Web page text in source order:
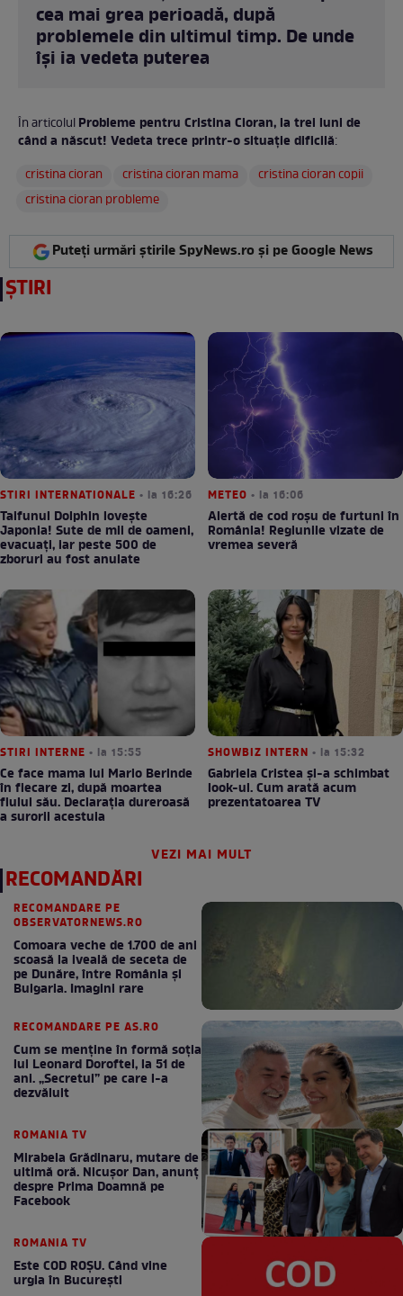
cea mai grea perioadă, după
problemele din ultimul timp. De unde
își ia vedeta puterea
În articolulProbleme pentru Cristina Cioran, la trei luni de
când a născut! Vedeta trece printr-o situație dificilă:
cristina cioran
cristina cioran mama
cristina cioran copii
cristina cioran probleme
Puteți urmări știrile SpyNews.ro și pe Google News
ȘTIRI
STIRI INTERNATIONALE • la 16:26
Taifunul Dolphin lovește
Japonia! Sute de mii de oameni,
evacuați, iar peste 500 de
zboruri au fost anulate
METEO • la 16:06
Alertă de cod roșu de furtuni în
România! Regiunile vizate de
vremea severă
STIRI INTERNE • la 15:55
Ce face mama lui Mario Berinde
în fiecare zi, după moartea
fiului său. Declarația dureroasă
a surorii acestuia
SHOWBIZ INTERN • la 15:32
Gabriela Cristea și-a schimbat
look-ul. Cum arată acum
prezentatoarea TV
VEZI MAI MULT
RECOMANDĂRI
RECOMANDARE PE
OBSERVATORNEWS.RO
Comoara veche de 1.700 de ani
scoasă la iveală de seceta de
pe Dunăre, între România şi
Bulgaria. Imagini rare
RECOMANDARE PE AS.RO
Cum se menţine în formă soţia
lui Leonard Doroftei, la 51 de
ani. „Secretul” pe care l-a
dezvăluit
ROMANIA TV
Mirabela Grădinaru, mutare de
ultimă oră. Nicuşor Dan, anunţ
despre Prima Doamnă pe
Facebook
ROMANIA TV
Este COD ROŞU. Când vine
urgia în Bucureşti